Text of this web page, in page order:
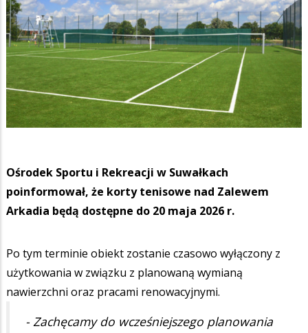
Ośrodek Sportu i Rekreacji w Suwałkach
poinformował, że korty tenisowe nad Zalewem
Arkadia będą dostępne do 20 maja 2026 r.
Po tym terminie obiekt zostanie czasowo wyłączony z
użytkowania w związku z planowaną wymianą
nawierzchni oraz pracami renowacyjnymi.
- Zachęcamy do wcześniejszego planowania